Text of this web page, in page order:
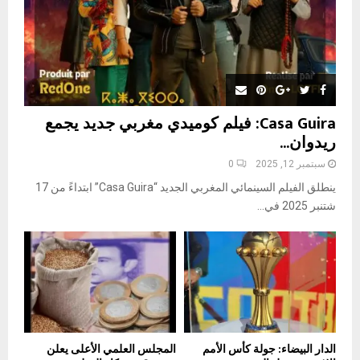
Casa Guira: فيلم كوميدي مغربي جديد يجمع
ريدوان...
سبتمبر 12, 2025 0
ينطلق الفيلم السينمائي المغربي الجديد “Casa Guira” ابتداءً من 17
شتنبر 2025 في...
المجلس العلمي الأعلى يعلن الدار البيضاء: جولة كأس الأمم